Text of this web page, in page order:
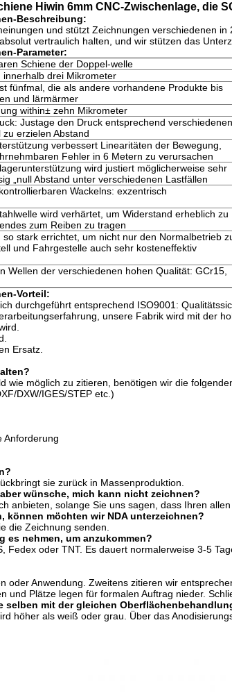
Hiwin 6mm CNC-Zwischenlage, die
Beschreibung:
und stützt Zeichnungen verschiedenen in
vertraulich halten, und wir stützen das
Parameter:
Schiene der Doppel-welle
drei Mikrometer
fünfmal, die als andere vorhandene Produkte bis
und lärmärmer
within± zehn Mikrometer
Justage den Druck entsprechend verschiedenen
zu erzielen Abstand
verbessert Linearitäten der Bewegung,
Fehler in 6 Metern zu verursachen
wird justiert möglicherweise sehr
„null Abstand unter verschiedenen Lastfällen
Wackelns: exzentrisch
wird verhärtet, um Widerstand erheblich zu
zum Reiben zu tragen
stark errichtet, um nicht nur den Normalbetrieb
und Fahrgestelle auch sehr kosteneffektiv
Wellen der verschiedenen hohen Qualität: GCr15,
Vorteil:
durchgeführt entsprechend ISO9001:
unsere Fabrik wird mit der
Ersatz.
wie möglich zu zitieren, benötigen wir die
DXW/IGES/STEP etc.)
Anforderung
sie zurück in Massenproduktion.
wünsche, mich kann nicht zeichnen?
anbieten, solange Sie uns sagen, dass Ihren allen
können möchten wir NDA unterzeichnen?
die Zeichnung senden.
es nehmen, um anzukommen?
Fedex oder TNT. Es dauert normalerweise 3-5
oder Anwendung. Zweitens zitieren wir
und Plätze legen für formalen Auftrag nieder.
selben mit der gleichen
höher als weiß oder grau. Über das